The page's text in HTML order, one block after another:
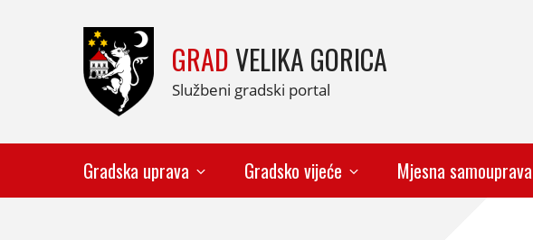
GRADVELIKA GORICA
Službeni gradski portal
Gradska uprava Gradsko vijeće Mjesna samouprava